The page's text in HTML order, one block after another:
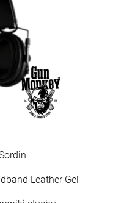
Leather Gel